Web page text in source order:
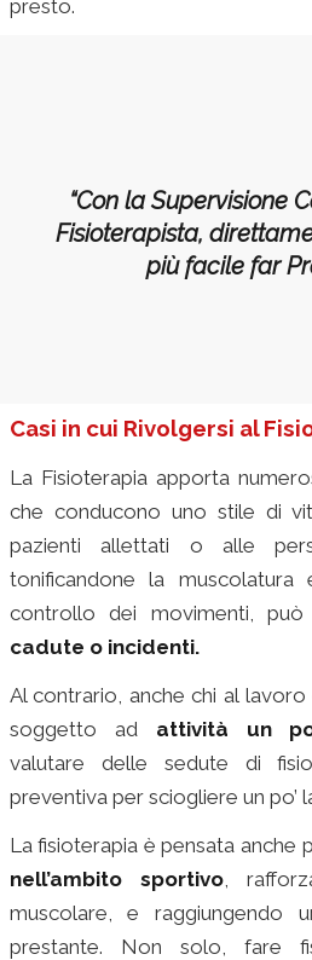
presto.
“Con la Supervisione
Fisioterapista,
più facile far
Casi in cui Rivolgersi al
La Fisioterapia apporta
che conducono uno stile di
pazienti allettati o alle
tonificandone la muscolatura
controllo dei movimenti, può
cadute o incidenti.
Al contrario, anche chi al
soggetto ad attività un
valutare delle sedute di
preventiva per sciogliere un po’
La fisioterapia è pensata anche
nell’ambito sportivo ,
muscolare, e raggiungendo
prestante. Non solo, fare